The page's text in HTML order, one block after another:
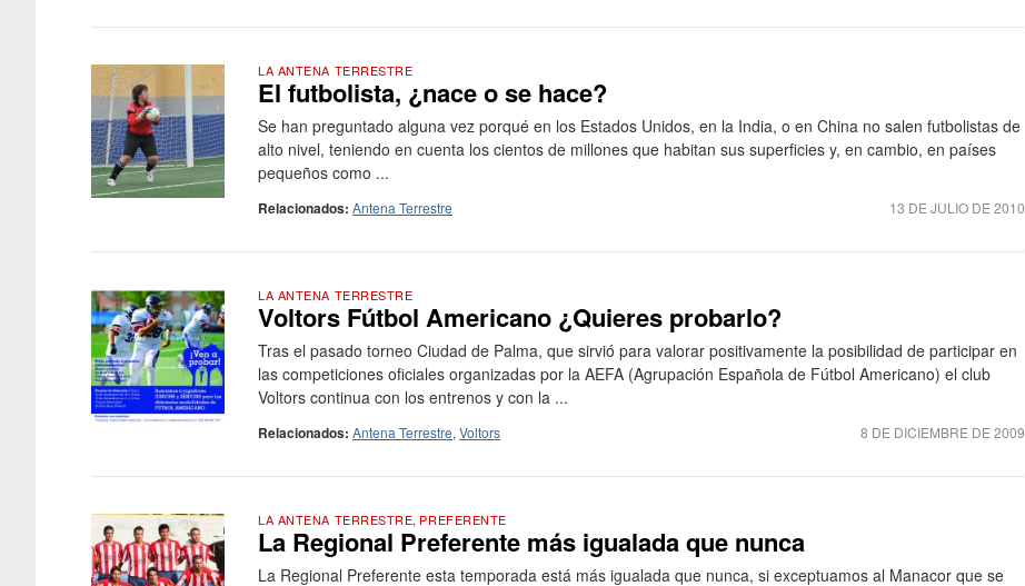
LA ANTENA TERRESTRE
El futbolista, ¿nace o se hace?
Se han preguntado alguna vez porqué en los Estados Unidos, en la India, o en China no salen futbolistas de
alto nivel, teniendo en cuenta los cientos de millones que habitan sus superficies y, en cambio, en países
pequeños como ...
13 DE JULIO DE 2010
Relacionados: Antena Terrestre
LA ANTENA TERRESTRE
Voltors Fútbol Americano ¿Quieres probarlo?
Tras el pasado torneo Ciudad de Palma, que sirvió para valorar positivamente la posibilidad de participar en
las competiciones oficiales organizadas por la AEFA (Agrupación Española de Fútbol Americano) el club
Voltors continua con los entrenos y con la ...
8 DE DICIEMBRE DE 2009
Relacionados: Antena Terrestre, Voltors
LA ANTENA TERRESTRE, PREFERENTE
La Regional Preferente más igualada que nunca
La Regional Preferente esta temporada está más igualada que nunca, si exceptuamos al Manacor que se